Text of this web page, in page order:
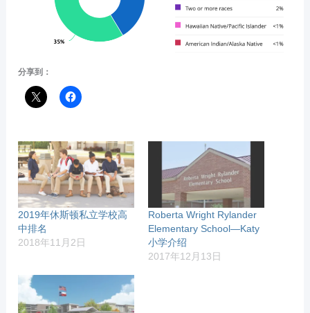
分享到：
2019年休斯顿私立学校高
中排名
2018年11月2日
Roberta Wright Rylander
Elementary School—Katy
小学介绍
2017年12月13日